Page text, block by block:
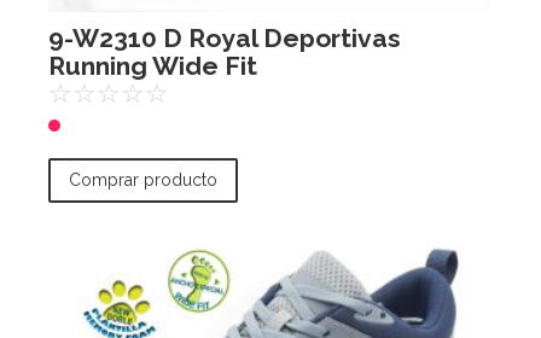
9-W2310 D Royal Deportivas
Running Wide Fit
☆☆☆☆☆
Comprar producto